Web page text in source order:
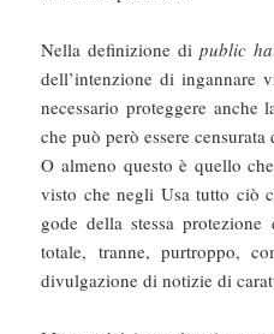
Nella definizione dipublic
dell’intenzione di ingannare
necessario proteggere anche
che può però essere
O almeno questo è quello
visto che negli Usa tutto ciò
gode della stessa
totale, tranne, purtroppo,
divulgazione di notizie di